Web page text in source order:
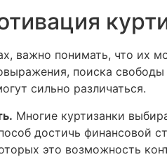
важно понимать, что их
поиска
сильно различаться.
Многие куртизанки
достичь финансовой
это возможность